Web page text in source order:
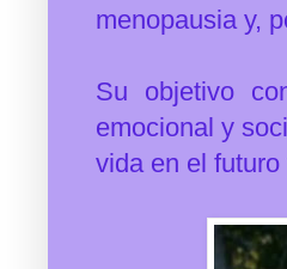
menopausia y,
Su objetivo
emocional y
vida en el